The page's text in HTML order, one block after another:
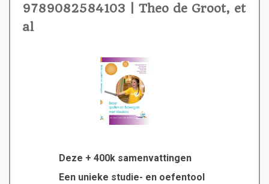
9789082584103 | Theo de Groot, et
al
Deze + 400k samenvattingen
Een unieke studie- en oefentool